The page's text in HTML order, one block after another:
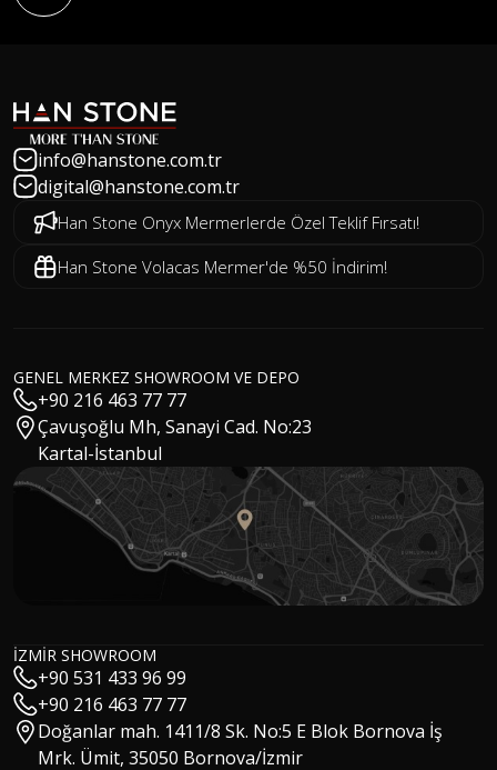
MSc Architect / CEO
Gökhan Özay
Sales Manager
Mert Tokoğlu
Cansu Aydın
Digital Marketing Specialist
info@hanstone.com.tr
digital@hanstone.com.tr
Han Stone Onyx Mermerlerde Özel Teklif Fırsatı!
Han Stone Volacas Mermer'de %50 İndirim!
GENEL MERKEZ SHOWROOM VE DEPO
+90 216 463 77 77
Çavuşoğlu Mh, Sanayi Cad. No:23
Kartal-İstanbul
İZMİR SHOWROOM
+90 531 433 96 99
+90 216 463 77 77
Doğanlar mah. 1411/8 Sk. No:5 E Blok Bornova İş
Mrk. Ümit, 35050 Bornova/İzmir